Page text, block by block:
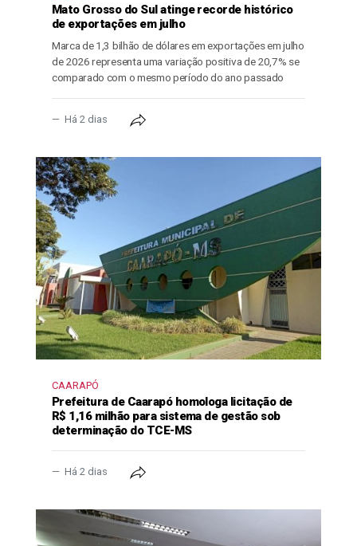
Mato Grosso do Sul atinge recorde histórico
de exportações em julho
Marca de 1,3 bilhão de dólares em exportações em julho
de 2026 representa uma variação positiva de 20,7% se
comparado com o mesmo período do ano passado
Há 2 dias
CAARAPÓ
Prefeitura de Caarapó homologa licitação de
R$ 1,16 milhão para sistema de gestão sob
determinação do TCE-MS
Há 2 dias